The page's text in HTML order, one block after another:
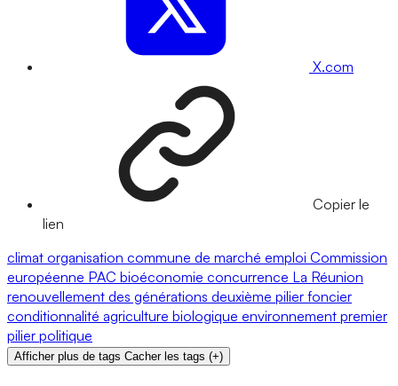
X.com
Copier le
lien
climat organisation commune de marché emploi Commission
européenne PAC bioéconomie concurrence La Réunion
renouvellement des générations deuxième pilier foncier
conditionnalité agriculture biologique environnement premier
pilier politique
Afficher plus de tags Cacher les tags (+)